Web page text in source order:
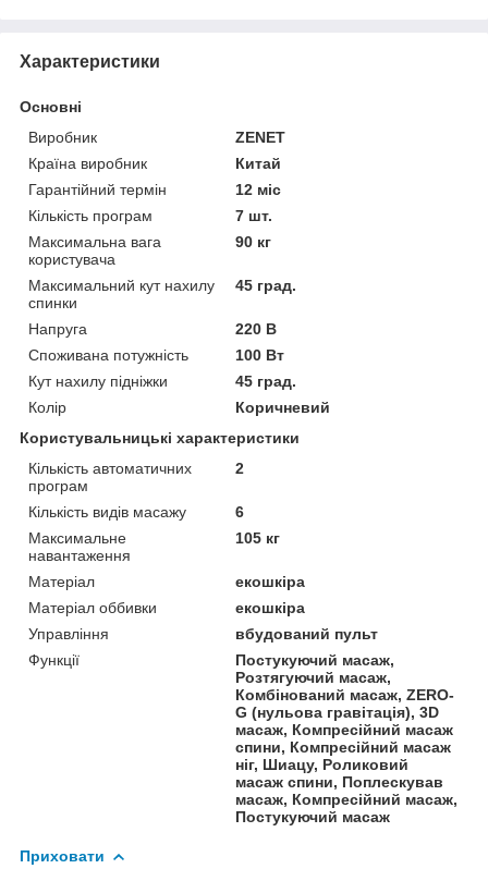
Характеристики
Основні
Виробник
ZENET
Країна виробник
Китай
Гарантійний термін
12 міс
Кількість програм
7 шт.
Максимальна вага
користувача
90 кг
Максимальний кут нахилу
спинки
45 град.
Напруга
220 В
Споживана потужність
100 Вт
Кут нахилу підніжки
45 град.
Колір
Коричневий
Користувальницькі характеристики
Кількість автоматичних
програм
2
Кількість видів масажу
6
Максимальне
навантаження
105 кг
Матеріал
екошкіра
Матеріал оббивки
екошкіра
Управління
вбудований пульт
Функції
Постукуючий масаж,
Розтягуючий масаж,
Комбінований масаж, ZERO-
G (нульова гравітація), 3D
масаж, Компресійний масаж
спини, Компресійний масаж
ніг, Шиацу, Роликовий
масаж спини, Поплескував
масаж, Компресійний масаж,
Постукуючий масаж
Приховати